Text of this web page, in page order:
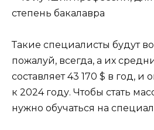
Такие специалисты будут
пожалуй, всегда, а их
составляет 43 170 $ в год, и
к 2024 году. Чтобы стать
нужно обучаться на